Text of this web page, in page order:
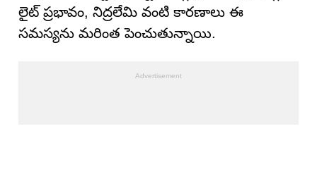
లైట్ ప్రభావం, నిద్రలేమి వంటి కారణాలు ఈ
సమస్యను మరింత పెంచుతున్నాయి.